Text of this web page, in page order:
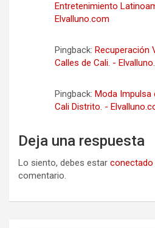
Entretenimiento
Elvalluno.com
Pingback: Recuperación
Calles de Cali. -
Pingback: Moda Impulsa
Cali Distrito. -
Deja una respuesta
Lo siento, debes estar conectado
comentario.